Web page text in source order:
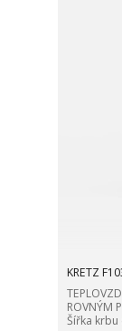
KRETZ
ROVNÝM
Šířka krbu